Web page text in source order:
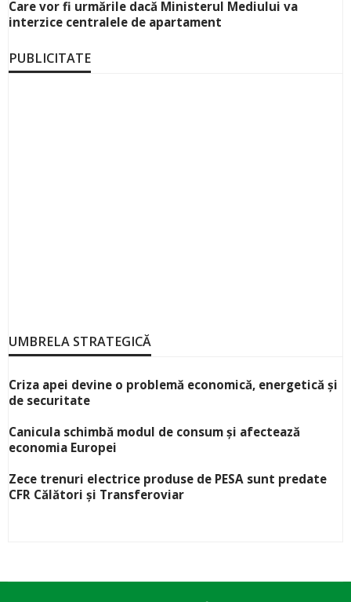
Care vor fi urmările dacă Ministerul Mediului va
interzice centralele de apartament
PUBLICITATE
UMBRELA STRATEGICĂ
Criza apei devine o problemă economică, energetică și
de securitate
Canicula schimbă modul de consum și afectează
economia Europei
Zece trenuri electrice produse de PESA sunt predate
CFR Călători și Transferoviar